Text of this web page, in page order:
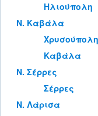
Ηλιούπολη
Ν. Καβάλα
Χρυσούπολη
Καβάλα
Ν. Σέρρες
Σέρρες
Ν. Λάρισα